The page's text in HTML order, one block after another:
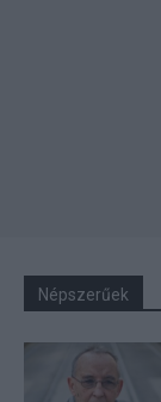
Népszerűek